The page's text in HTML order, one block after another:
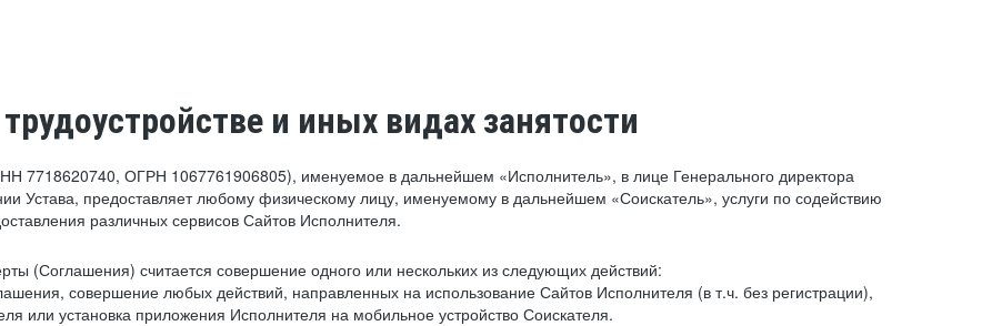
и иных видах занятости
7718620740, ОГРН 1067761906805), именуемое в дальнейшем «Исполнитель», в лице Генерального директора
Устава, предоставляет любому физическому лицу, именуемому в дальнейшем «Соискатель», услуги по содействию
различных сервисов Сайтов Исполнителя.
(Соглашения) считается совершение одного или нескольких из следующих действий:
совершение любых действий, направленных на использование Сайтов Исполнителя (в т.ч. без регистрации),
или установка приложения Исполнителя на мобильное устройство Соискателя.